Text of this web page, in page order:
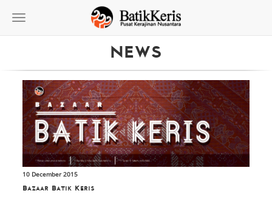
Toggle
NEWS
10 December 2015
Bazaar Batik Keris